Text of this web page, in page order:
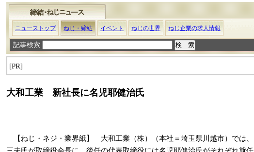
ニューストップ ねじ・締結 イベント ねじの世界 ねじ企業の求人情報
記事検索
[PR]
大和工業 新社長に名児耶健治氏
【ねじ・ネジ・業界紙】 大和工業（株）（本社＝埼玉県川越市）では
三夫氏が取締役会長に、後任の代表取締役には名児耶健治氏がそれぞれ就